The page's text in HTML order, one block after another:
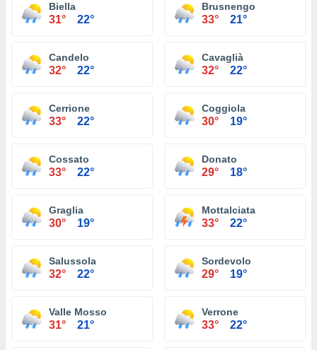
Biella
31° 22°
Brusnengo
33° 21°
Candelo
32° 22°
Cavaglià
32° 22°
Cerrione
33° 22°
Coggiola
30° 19°
Cossato
33° 22°
Donato
29° 18°
Graglia
30° 19°
Mottalciata
33° 22°
Salussola
32° 22°
Sordevolo
29° 19°
Valle Mosso
31° 21°
Verrone
33° 22°